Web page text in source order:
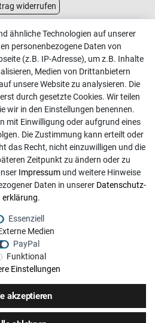
widerrufen
Kontakt
Retourenservice
Kontakt
shop.de
3501 507295
08:00 - 16:00
zum Ortstarif, Preise aus dem
(abhängig vom Provider).
ähnliche Technologien auf unserer
personenbezogene Daten von
(z.B. IP-Adresse), um z.B. Inhalte
Medien von Drittanbietern
unsere Website zu analysieren. Die
durch gesetzte Cookies. Wir teilen
wir in den Einstellungen benennen.
mit Einwilligung oder aufgrund eines
Die Zustimmung kann erteilt oder
das Recht, nicht einzuwilligen und die
Zeitpunkt zu ändern oder zu
Impressumund weitere Hinweise
Daten in unserer Daten­schutz­
erklärung.
Essenziell
Medien
PayPal
Funktional
Einstellungen
akzeptieren